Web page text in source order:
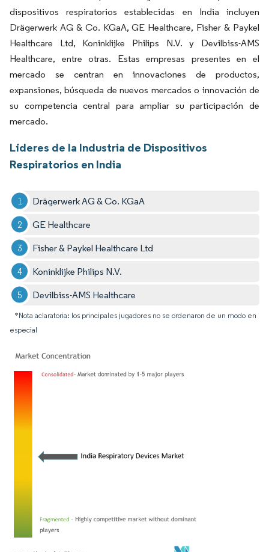
dispositivos respiratorios establecidas en India incluyen
Drägerwerk AG & Co. KGaA, GE Healthcare, Fisher & Paykel
Healthcare Ltd, Koninklijke Philips N.V. y Devilbiss-AMS
Healthcare, entre otras. Estas empresas presentes en el
mercado se centran en innovaciones de productos,
expansiones, búsqueda de nuevos mercados o innovación de
su competencia central para ampliar su participación de
mercado.
Líderes de la Industria de Dispositivos
Respiratorios en India
Drägerwerk AG & Co. KGaA
GE Healthcare
Fisher & Paykel Healthcare Ltd
Koninklijke Philips N.V.
Devilbiss-AMS Healthcare
*Nota aclaratoria: los principales jugadores no se ordenaron de un modo en
especial